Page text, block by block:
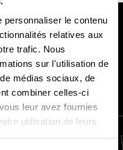
personnaliser le contenu
relatives aux
trafic. Nous
sur l'utilisation de
médias sociaux, de
combiner celles-ci
leur avez fournies
utilisation de leurs
efficace